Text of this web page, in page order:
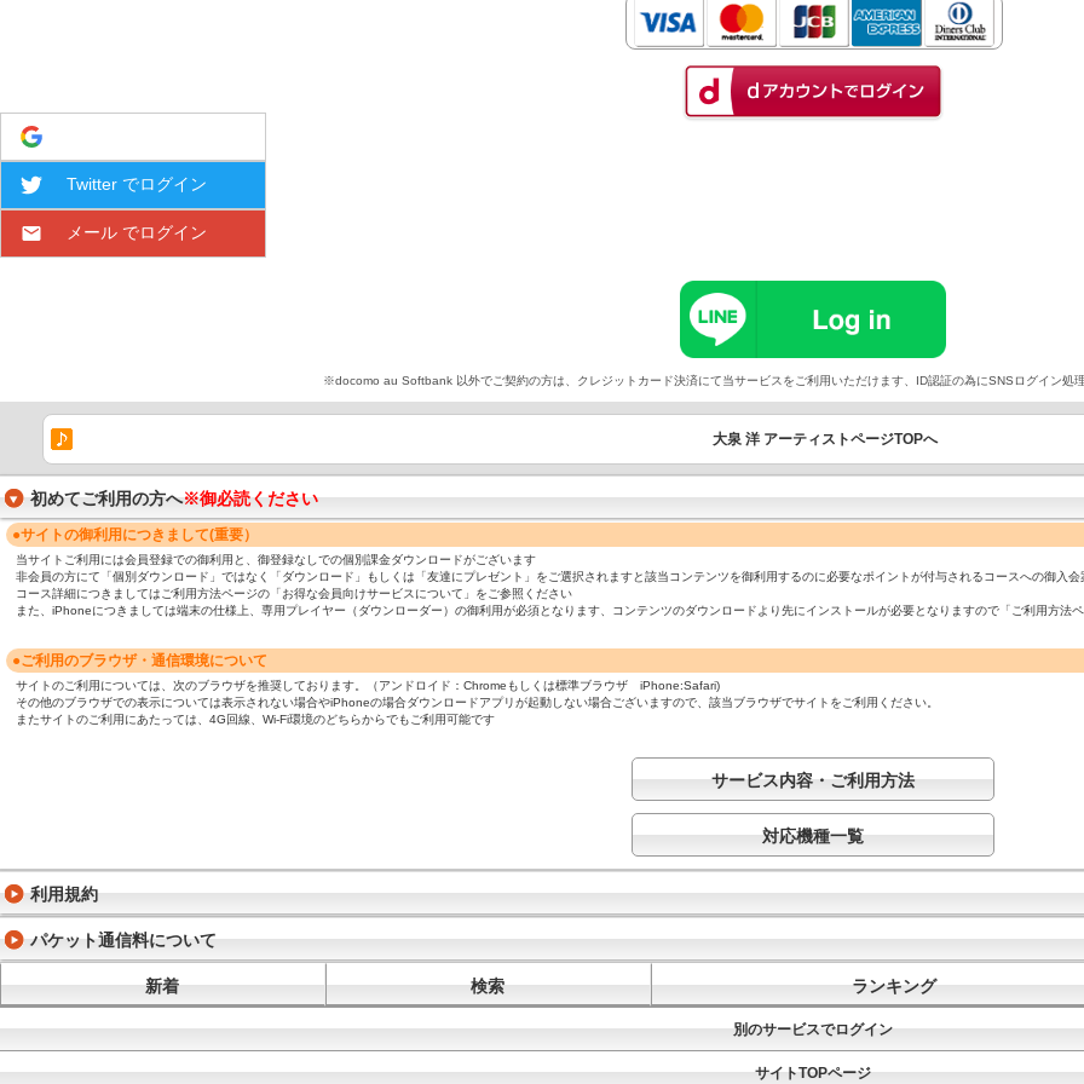
Twitter でログイン
メール でログイン
※docomo au Softbank 以外でご契約の方は、クレジットカード決済にて当サービスをご利用いただけます、ID認証の為にSNSログイン処
大泉 洋 アーティストページTOPへ
初めてご利用の方へ※御必読ください
●サイトの御利用につきまして(重要）
当サイトご利用には会員登録での御利用と、御登録なしでの個別課金ダウンロードがございます
非会員の方にて「個別ダウンロード」ではなく「ダウンロード」もしくは「友達にプレゼント」をご選択されますと該当コンテンツを御利用するのに必要なポイントが付与されるコースへの御入会
コース詳細につきましてはご利用方法ページの「お得な会員向けサービスについて」をご参照ください
また、iPhoneにつきましては端末の仕様上、専用プレイヤー（ダウンローダー）の御利用が必須となります、コンテンツのダウンロードより先にインストールが必要となりますので「ご利用方法
●ご利用のブラウザ・通信環境について
サイトのご利用については、次のブラウザを推奨しております。（アンドロイド：Chromeもしくは標準ブラウザ iPhone:Safari)
その他のブラウザでの表示については表示されない場合やiPhoneの場合ダウンロードアプリが起動しない場合ございますので、該当ブラウザでサイトをご利用ください。
またサイトのご利用にあたっては、4G回線、Wi-Fi環境のどちらからでもご利用可能です
サービス内容・ご利用方法
対応機種一覧
利用規約
パケット通信料について
新着 検索 ランキング
別のサービスでログイン
サイトTOPページ